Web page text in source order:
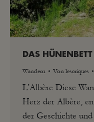
DAS
Wandern Von lescriques
L’Albère Diese
Herz der Albère,
der Geschichte